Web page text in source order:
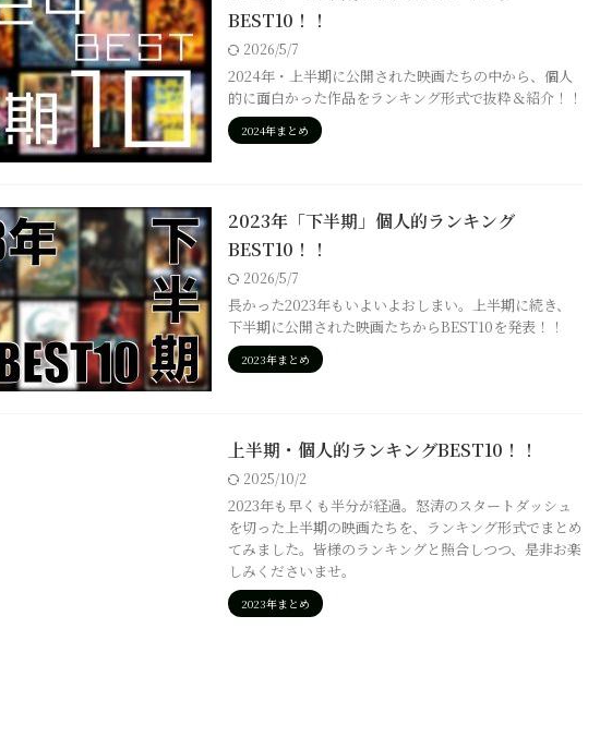
BEST10！！
2026/5/7
2024年・上半期に公開された映画たちの中から、個人
的に面白かった作品をランキング形式で抜粋＆紹介！！
2024年まとめ
2023年「下半期」個人的ランキング
BEST10！！
2026/5/7
長かった2023年もいよいよおしまい。上半期に続き、
下半期に公開された映画たちからBEST10を発表！！
2023年まとめ
上半期・個人的ランキングBEST10！！
2025/10/2
2023年も早くも半分が経過。怒涛のスタートダッシュ
を切った上半期の映画たちを、ランキング形式でまとめ
てみました。皆様のランキングと照合しつつ、是非お楽
しみくださいませ。
2023年まとめ